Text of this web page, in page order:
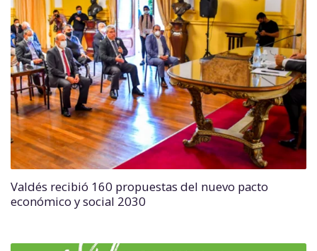
Valdés recibió 160 propuestas del nuevo pacto
económico y social 2030